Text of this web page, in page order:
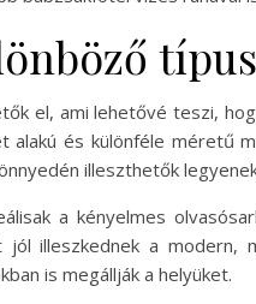
el, ami lehetővé teszi,
alakú és különféle méretű
illeszthetők
a kényelmes
illeszkednek a modern,
is megállják a helyüket.